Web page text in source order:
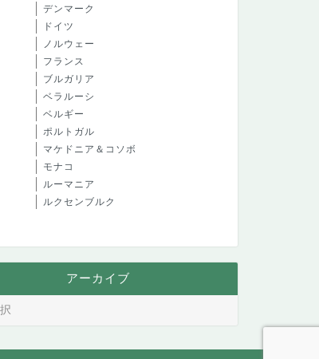
デンマーク
ドイツ
ノルウェー
フランス
ブルガリア
ベラルーシ
ベルギー
ポルトガル
マケドニア＆コソボ
モナコ
ルーマニア
ルクセンブルク
アーカイブ